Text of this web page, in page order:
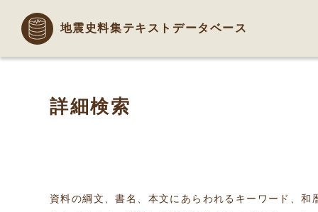
地震史料集テキストデータベース
詳細検索
資料の綱文、書名、本文にあらわれるキーワード、